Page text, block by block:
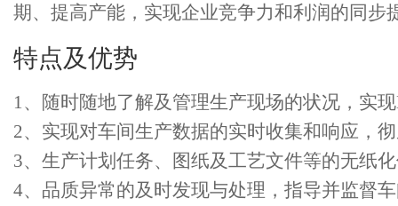
期、提高产能，实现企业竞争力和利润的同步
特点及优势
1、随时随地了解及管理生产现场的状况，实
2、实现对车间生产数据的实时收集和响应，
3、生产计划任务、图纸及工艺文件等的无纸
4、品质异常的及时发现与处理，指导并监督